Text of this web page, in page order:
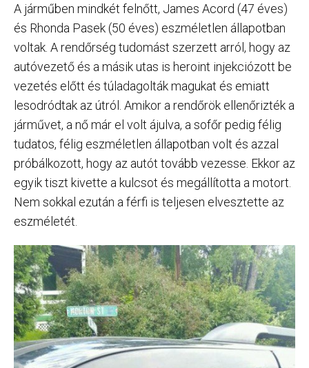
A járműben mindkét felnőtt, James Acord (47 éves)
és Rhonda Pasek (50 éves) eszméletlen állapotban
voltak. A rendőrség tudomást szerzett arról, hogy az
autóvezető és a másik utas is heroint injekciózott be
vezetés előtt és túladagolták magukat és emiatt
lesodródtak az útról. Amikor a rendőrök ellenőrizték a
járművet, a nő már el volt ájulva, a sofőr pedig félig
tudatos, félig eszméletlen állapotban volt és azzal
próbálkozott, hogy az autót tovább vezesse. Ekkor az
egyik tiszt kivette a kulcsot és megállította a motort.
Nem sokkal ezután a férfi is teljesen elvesztette az
eszméletét.